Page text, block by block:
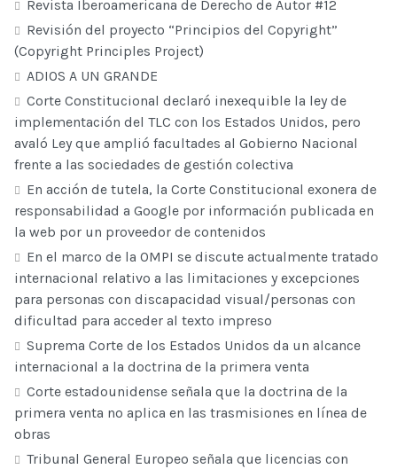
Revista Iberoamericana de Derecho de Autor #12
Revisión del proyecto “Principios del Copyright”
(Copyright Principles Project)
ADIOS A UN GRANDE
Corte Constitucional declaró inexequible la ley de
implementación del TLC con los Estados Unidos, pero
avaló Ley que amplió facultades al Gobierno Nacional
frente a las sociedades de gestión colectiva
En acción de tutela, la Corte Constitucional exonera de
responsabilidad a Google por información publicada en
la web por un proveedor de contenidos
En el marco de la OMPI se discute actualmente tratado
internacional relativo a las limitaciones y excepciones
para personas con discapacidad visual/personas con
dificultad para acceder al texto impreso
Suprema Corte de los Estados Unidos da un alcance
internacional a la doctrina de la primera venta
Corte estadounidense señala que la doctrina de la
primera venta no aplica en las trasmisiones en línea de
obras
Tribunal General Europeo señala que licencias con